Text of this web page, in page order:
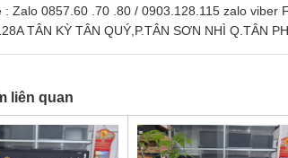
: Zalo 0857.60 .70 .80 / 0903.128.115 zalo viber
TÂN KỲ TÂN QUÝ,P.TÂN SƠN NHÌ Q.TÂN
liên quan